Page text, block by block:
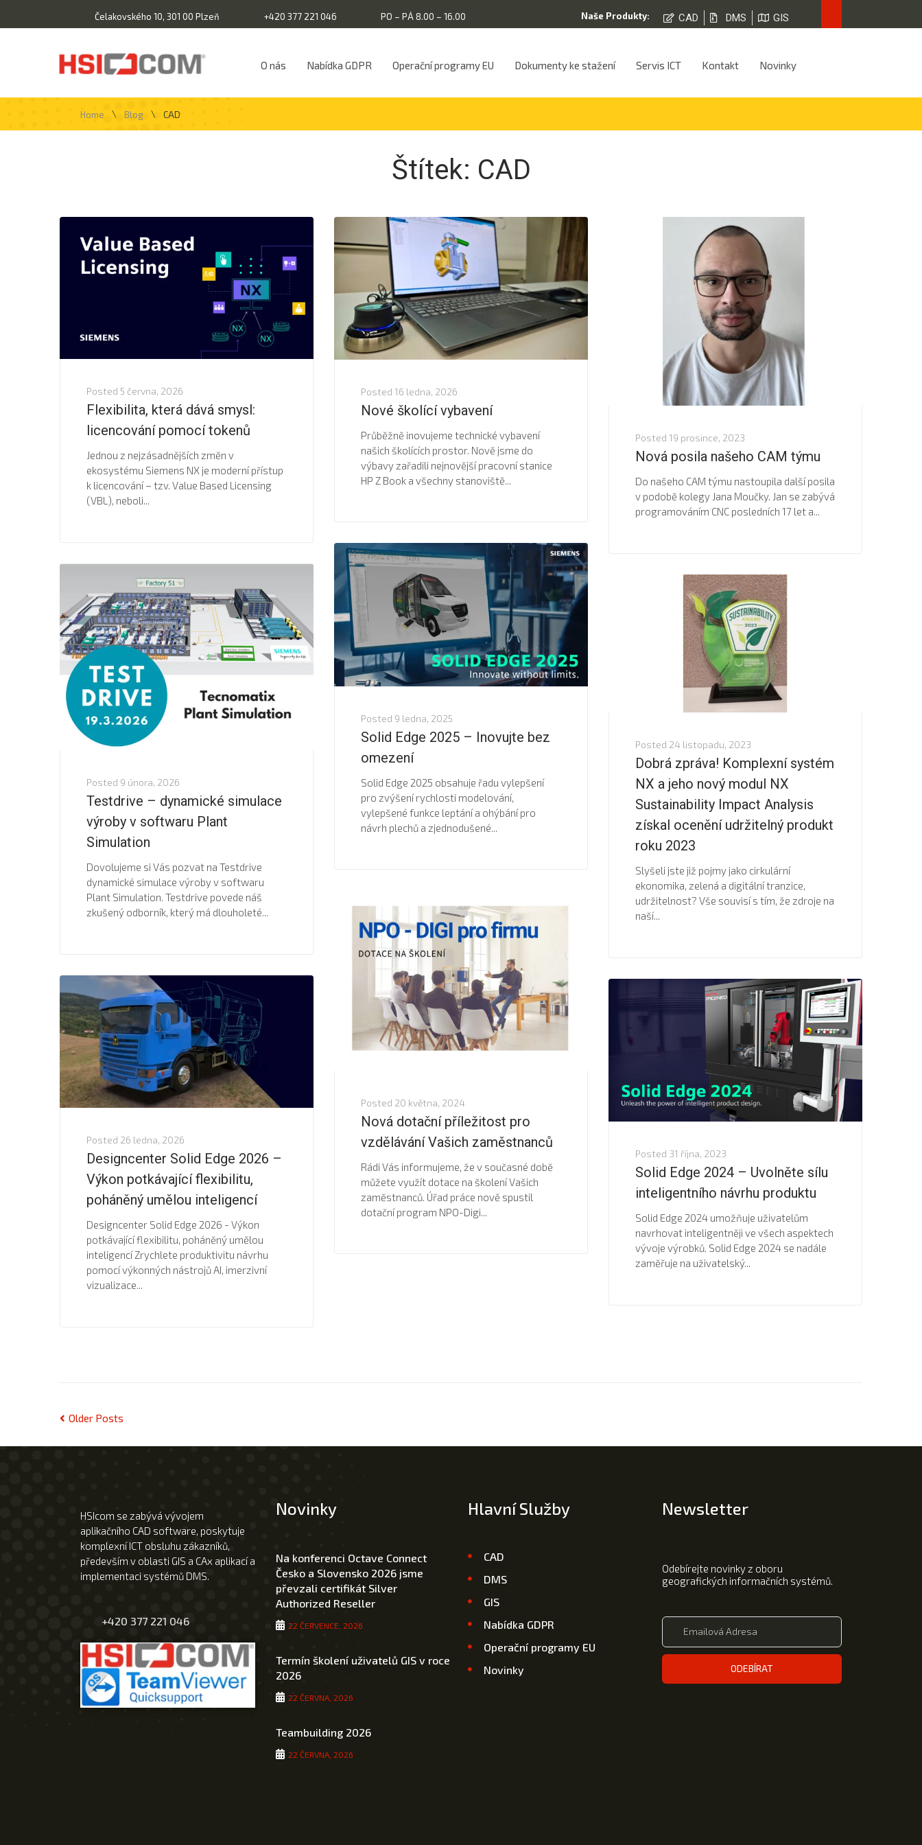
Čelakovského 10, 301 00 Plzeň +420 377 221 046 PO – PÁ 8.00 – 16.00 Naše Produkty: CAD DMS GIS
O nás Nabídka GDPR Operační programy EU Dokumenty ke stažení Servis ICT Kontakt Novinky
Home \ Blog \ CAD
Štítek: CAD
Posted 5 června, 2026
Flexibilita, která dává smysl:
licencování pomocí tokenů
Jednou z nejzásadnějších změn v
ekosystému Siemens NX je moderní přístup
k licencování – tzv. Value Based Licensing
(VBL), neboli...
Posted 9 února, 2026
Testdrive – dynamické simulace
výroby v softwaru Plant
Simulation
Dovolujeme si Vás pozvat na Testdrive
dynamické simulace výroby v softwaru
Plant Simulation. Testdrive povede náš
zkušený odborník, který má dlouholeté...
Posted 26 ledna, 2026
Designcenter Solid Edge 2026 –
Výkon potkávající flexibilitu,
poháněný umělou inteligencí
Designcenter Solid Edge 2026 - Výkon
potkávající flexibilitu, poháněný umělou
inteligencí Zrychlete produktivitu návrhu
pomocí výkonných nástrojů AI, imerzivní
vizualizace...
Posted 16 ledna, 2026
Nové školící vybavení
Průběžně inovujeme technické vybavení
našich školících prostor. Nově jsme do
výbavy zařadili nejnovější pracovní stanice
HP Z Book a všechny stanoviště...
Posted 9 ledna, 2025
Solid Edge 2025 – Inovujte bez
omezení
Solid Edge 2025 obsahuje řadu vylepšení
pro zvýšení rychlosti modelování,
vylepšené funkce leptání a ohýbání pro
návrh plechů a zjednodušené...
Posted 20 května, 2024
Nová dotační příležitost pro
vzdělávání Vašich zaměstnanců
Rádi Vás informujeme, že v současné době
můžete využít dotace na školení Vašich
zaměstnanců. Úřad práce nově spustil
dotační program NPO-Digi...
Posted 19 prosince, 2023
Nová posila našeho CAM týmu
Do našeho CAM týmu nastoupila další posila
v podobě kolegy Jana Moučky. Jan se zabývá
programováním CNC posledních 17 let a...
Posted 24 listopadu, 2023
Dobrá zpráva! Komplexní systém
NX a jeho nový modul NX
Sustainability Impact Analysis
získal ocenění udržitelný produkt
roku 2023
Slyšeli jste již pojmy jako cirkulární
ekonomika, zelená a digitální tranzice,
udržitelnost? Vše souvisí s tím, že zdroje na
naší...
Posted 31 října, 2023
Solid Edge 2024 – Uvolněte sílu
inteligentního návrhu produktu
Solid Edge 2024 umožňuje uživatelům
navrhovat inteligentněji ve všech aspektech
vývoje výrobků. Solid Edge 2024 se nadále
zaměřuje na uživatelský...
Older Posts
HSIcom se zabývá vývojem
aplikačního CAD software, poskytuje
komplexní ICT obsluhu zákazníků,
především v oblasti GIS a CAx aplikací a
implementaci systémů DMS.
+420 377 221 046
Novinky
Na konferenci Octave Connect
Česko a Slovensko 2026 jsme
převzali certifikát Silver
Authorized Reseller
22 ČERVENCE, 2026
Termín školení uživatelů GIS v roce
2026
22 ČERVNA, 2026
Teambuilding 2026
22 ČERVNA, 2026
Hlavní Služby
CAD
DMS
GIS
Nabídka GDPR
Operační programy EU
Novinky
Newsletter
Odebírejte novinky z oboru
geografických informačních systémů.
ODEBÍRAT